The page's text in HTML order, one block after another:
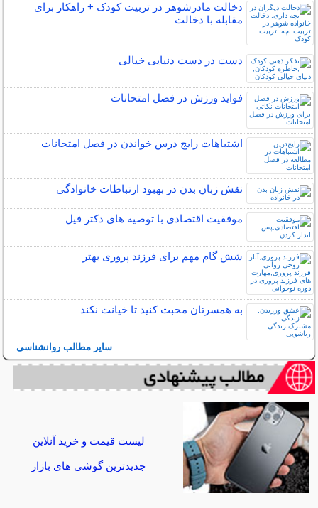
دخالت مادرشوهر در تربیت کودک + راهکار برای
مقابله با دخالت
دست در دست دنیایی خیالی
فواید ورزش در فصل امتحانات
اشتباهات رایج درس خواندن در فصل امتحانات
نقش زبان بدن در بهبود ارتباطات خانوادگی
موفقیت اقتصادی با توصیه های دکتر فیل
شش گام مهم برای فرزند پروری بهتر
به همسرتان محبت کنید تا خیانت نکند
سایر مطالب روانشناسی
لیست قیمت و خرید آنلاین
جدیدترین گوشی های بازار